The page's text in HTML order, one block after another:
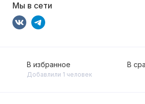
Мы в сети
В избранное
Добавлили 1 человек
В